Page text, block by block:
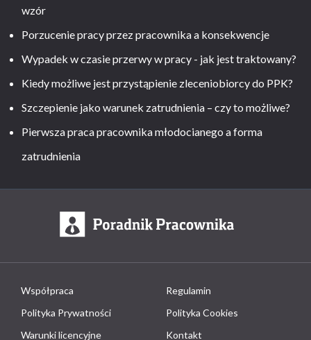
wzór
Porzucenie pracy przez pracownika a konsekwencje
Wypadek w czasie przerwy w pracy - jak jest traktowany?
Kiedy możliwe jest przystąpienie zleceniobiorcy do PPK?
Szczepienie jako warunek zatrudnienia – czy to możliwe?
Pierwsza praca pracownika młodocianego a forma
zatrudnienia
Współpraca
Regulamin
Polityka Prywatności
Polityka Cookies
Warunki licencyjne
Kontakt